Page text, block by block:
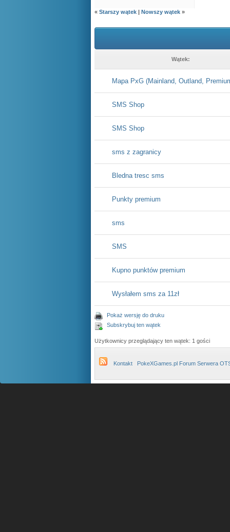
« Starszy wątek | Nowszy wątek »
Wątek:
Mapa PxG (Mainland, Outland,
SMS Shop
SMS Shop
sms z zagranicy
Bledna tresc sms
Punkty premium
sms
SMS
Kupno punktów premium
Wysłałem sms za 11zł
Pokaż wersję do druku
Subskrybuj ten wątek
Użytkownicy przeglądający ten wątek: 1 gości
Kontakt PokeXGames.pl Forum Serwera